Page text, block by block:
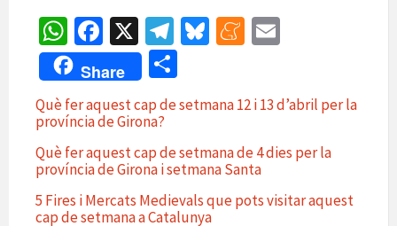
W
h
at
sA
p
p
Fa
ce
b
o
o
k
X
Te
le
gr
a
m
Bl
ky
M
ea
m
e
l
Share
o
m
p
ar
te
Què fer aquest cap de setmana 12 i 13 d’abril per la
província de Girona?
Què fer aquest cap de setmana de 4 dies per la
província de Girona i setmana Santa
5 Fires i Mercats Medievals que pots visitar aquest
cap de setmana a Catalunya